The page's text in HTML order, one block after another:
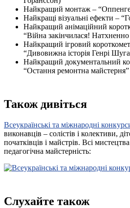
Найкращий монтаж –
Найкращі візуальні ефекти –
Найкращий анімаційний
“Війна закінчилася!
Найкращий ігровий
“Дивовижна історія Генрі
Найкращий документальний
“Остання ремонтна майстерня”
Також дивіться
Всеукраїнські та міжнародні
виконавців – солістів і колективи,
початківців і майстрів. Всі
педагогічна майстерність:
Слухайте також